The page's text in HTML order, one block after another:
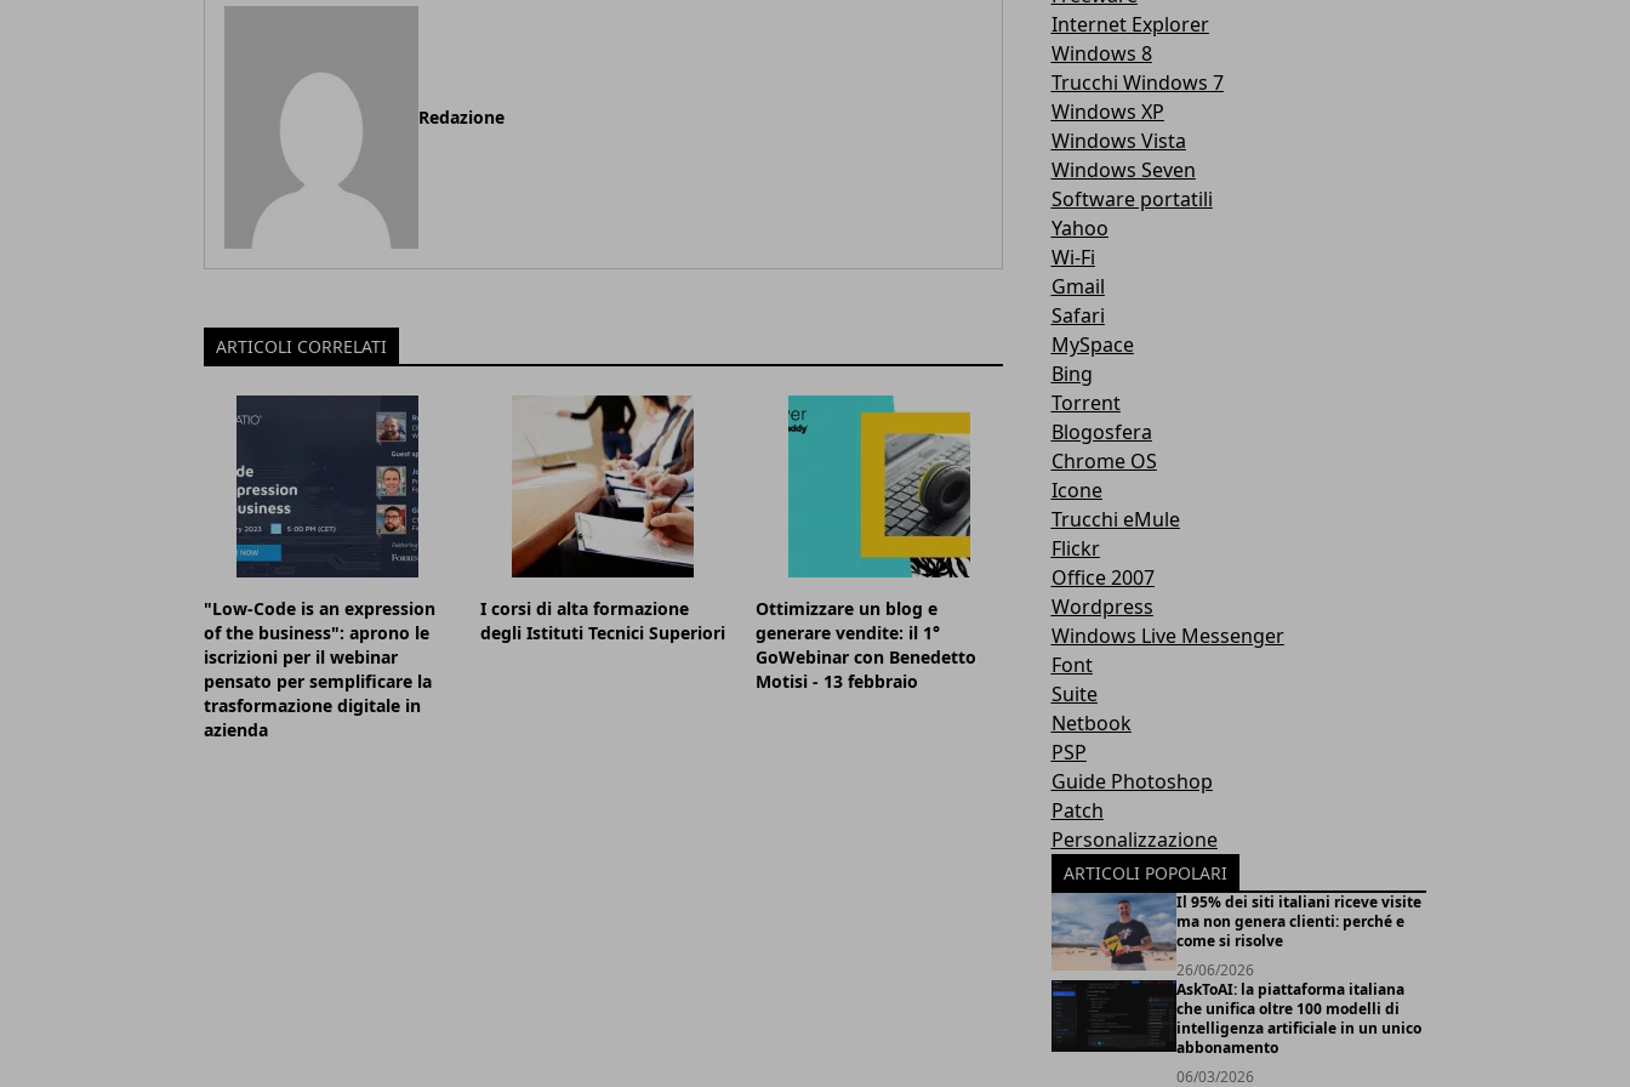
Redazione
ARTICOLI CORRELATI
"Low-Code is an expression
of the business": aprono le
iscrizioni per il webinar
pensato per semplificare la
trasformazione digitale in
azienda
I corsi di alta formazione
degli Istituti Tecnici Superiori
Ottimizzare un blog e
generare vendite: il 1°
GoWebinar con Benedetto
Motisi - 13 febbraio
Internet Explorer
Windows 8
Trucchi Windows 7
Windows XP
Windows Vista
Windows Seven
Software portatili
Yahoo
Wi-Fi
Gmail
Safari
MySpace
Bing
Torrent
Blogosfera
Chrome OS
Icone
Trucchi eMule
Flickr
Office 2007
Wordpress
Windows Live Messenger
Font
Suite
Netbook
PSP
Guide Photoshop
Patch
Personalizzazione
ARTICOLI POPOLARI
Il 95% dei siti italiani riceve visite
ma non genera clienti: perché e
come si risolve
26/06/2026
AskToAI: la piattaforma italiana
che unifica oltre 100 modelli di
intelligenza artificiale in un unico
abbonamento
06/03/2026